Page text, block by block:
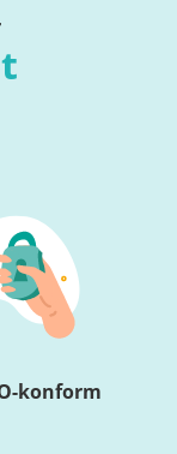
konform